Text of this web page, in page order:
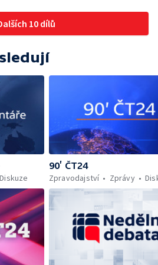
10 dílů
Diskuze
90’ ČT24
Zpravodajství
Zprávy